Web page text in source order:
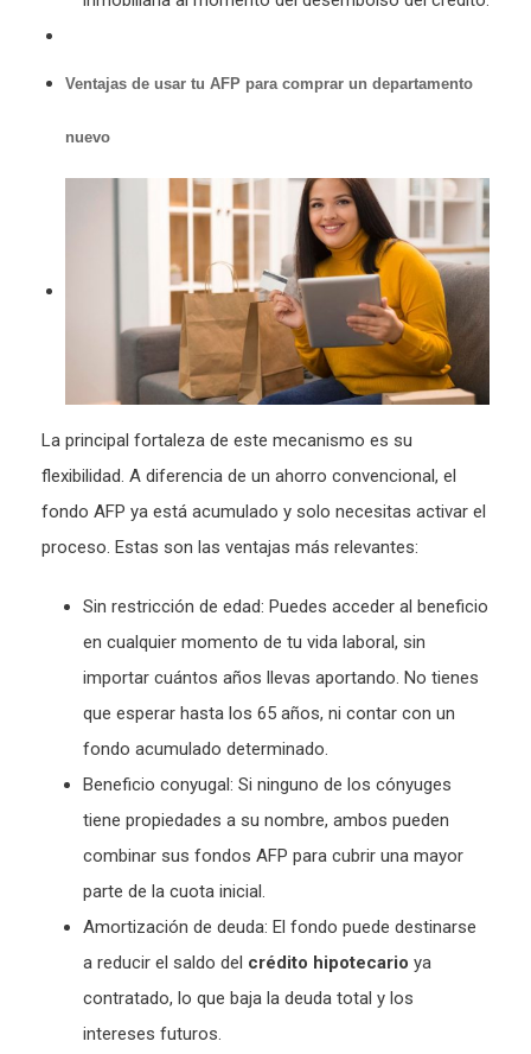
Ventajas de usar tu AFP para comprar un departamento
nuevo
La principal fortaleza de este mecanismo es su
flexibilidad. A diferencia de un ahorro convencional, el
fondo AFP ya está acumulado y solo necesitas activar el
proceso. Estas son las ventajas más relevantes:
Sin restricción de edad: Puedes acceder al beneficio
en cualquier momento de tu vida laboral, sin
importar cuántos años llevas aportando. No tienes
que esperar hasta los 65 años, ni contar con un
fondo acumulado determinado.
Beneficio conyugal: Si ninguno de los cónyuges
tiene propiedades a su nombre, ambos pueden
combinar sus fondos AFP para cubrir una mayor
parte de la cuota inicial.
Amortización de deuda: El fondo puede destinarse
a reducir el saldo del crédito hipotecario ya
contratado, lo que baja la deuda total y los
intereses futuros.